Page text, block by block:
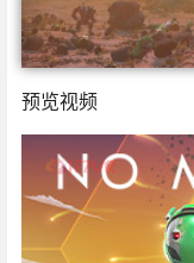
预览视频